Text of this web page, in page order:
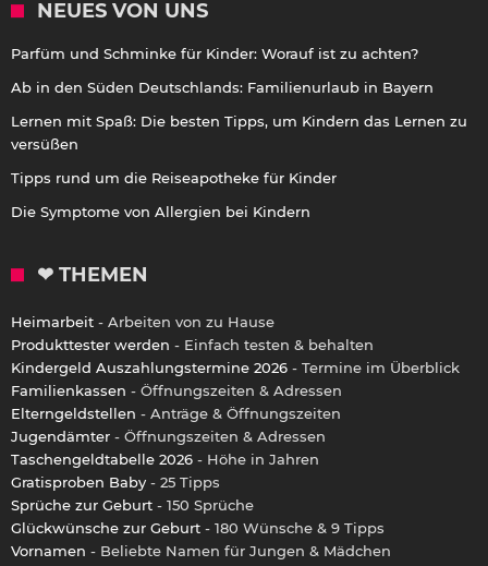
NEUES VON UNS
Parfüm und Schminke für Kinder: Worauf ist zu achten?
Ab in den Süden Deutschlands: Familienurlaub in Bayern
Lernen mit Spaß: Die besten Tipps, um Kindern das Lernen zu
versüßen
Tipps rund um die Reiseapotheke für Kinder
Die Symptome von Allergien bei Kindern
❤ THEMEN
Heimarbeit - Arbeiten von zu Hause
Produkttester werden - Einfach testen & behalten
Kindergeld Auszahlungstermine 2026 - Termine im Überblick
Familienkassen - Öffnungszeiten & Adressen
Elterngeldstellen - Anträge & Öffnungszeiten
Jugendämter - Öffnungszeiten & Adressen
Taschengeldtabelle 2026 - Höhe in Jahren
Gratisproben Baby - 25 Tipps
Sprüche zur Geburt - 150 Sprüche
Glückwünsche zur Geburt - 180 Wünsche & 9 Tipps
Vornamen - Beliebte Namen für Jungen & Mädchen